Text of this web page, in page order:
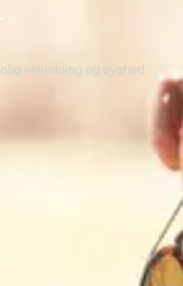
vejledning og tryghed